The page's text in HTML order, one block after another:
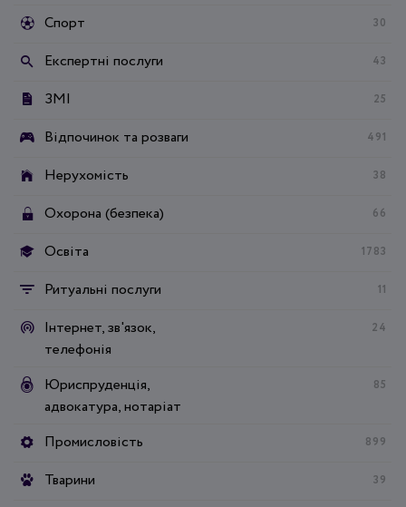
Спорт 30
Експертні послуги 43
ЗМІ 25
Відпочинок та розваги 491
Нерухомість 38
Охорона (безпека) 66
Освіта 1783
Ритуальні послуги 11
Інтернет, зв'язок,
телефонія
24
Юриспруденція,
адвокатура, нотаріат
85
Промисловість 899
Тварини 39